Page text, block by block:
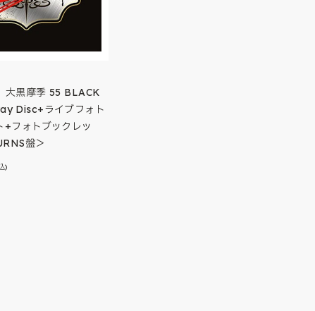
大黒摩季 55 BLACK
Disc+ライブフォト
+フォトブックレッ
盤＞
)